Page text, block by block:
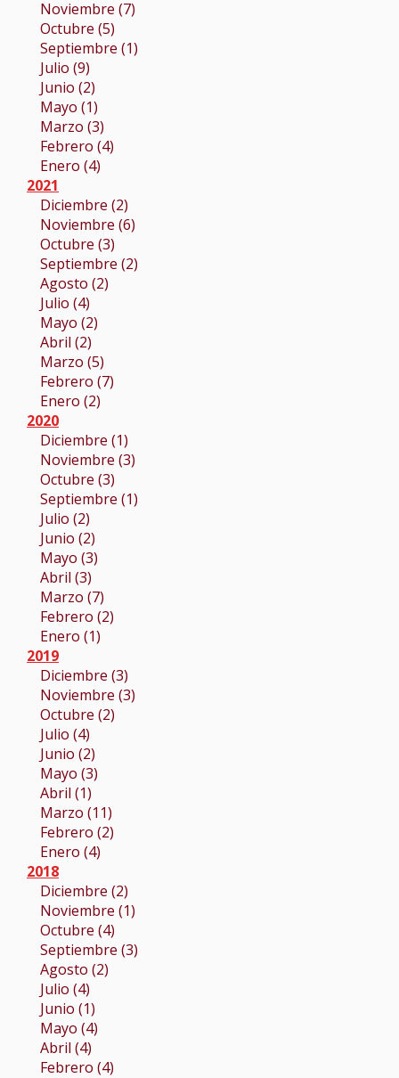
Noviembre (7)
Octubre (5)
Septiembre (1)
Julio (9)
Junio (2)
Mayo (1)
Marzo (3)
Febrero (4)
Enero (4)
2021
Diciembre (2)
Noviembre (6)
Octubre (3)
Septiembre (2)
Agosto (2)
Julio (4)
Mayo (2)
Abril (2)
Marzo (5)
Febrero (7)
Enero (2)
2020
Diciembre (1)
Noviembre (3)
Octubre (3)
Septiembre (1)
Julio (2)
Junio (2)
Mayo (3)
Abril (3)
Marzo (7)
Febrero (2)
Enero (1)
2019
Diciembre (3)
Noviembre (3)
Octubre (2)
Julio (4)
Junio (2)
Mayo (3)
Abril (1)
Marzo (11)
Febrero (2)
Enero (4)
2018
Diciembre (2)
Noviembre (1)
Octubre (4)
Septiembre (3)
Agosto (2)
Julio (4)
Junio (1)
Mayo (4)
Abril (4)
Febrero (4)